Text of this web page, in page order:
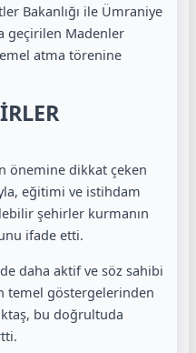
Bakanlığı ile Ümraniye
geçirilen Madenler
atma törenine
önemine dikkat çeken
eğitimi ve istihdam
şehirler kurmanın
ifade etti.
daha aktif ve söz sahibi
temel göstergelerinden
bu doğrultuda